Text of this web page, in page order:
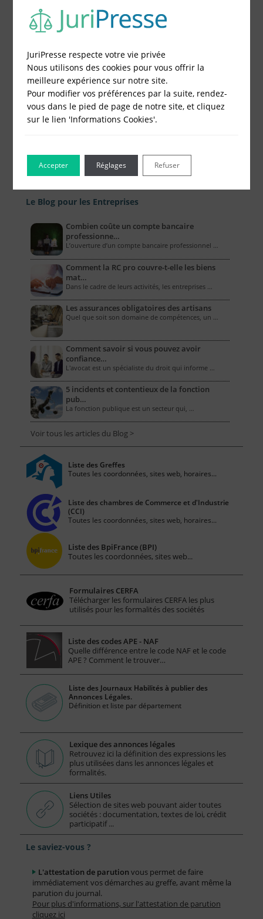
Le Blog pour les Entreprises
Combien coûte un compte bancaire
professionne…
L’ouverture d’un compte bancaire professionnel …
Comment la RC pro couvre-t-elle les biens
mat…
Dans le cadre de leurs activités, les entreprises …
Les assurances obligatoires des artisans
Quel que soit son domaine de compétences, un …
Comment savoir si vous pouvez avoir
confiance…
L'avocat est un spécialiste du droit qui informe …
5 incidents et contentieux de la fonction
pub…
La fonction publique est un secteur qui, …
Voir tous les articles du Blog >
Liste des Greffes
Toutes les coordonnées, sites web, horaires...
Liste des chambres de Commerce et d'Industrie
(CCI)
Toutes les coordonnées, sites web, horaires...
Liste des BpiFrance (BPI)
Toutes les coordonnées, sites web...
Formulaires CERFA
Télécharger les formulaires CERFA les plus
utilisés pour les formalités des sociétés
Liste des codes APE - NAF
Quelle différence entre le code NAF et le code
APE ? Comment le trouver…
Liste des Journaux Habilités à publier des
Annonces Légales.
Définition et liste par département
Lexique des annonces légales
Retrouvez ici la définition des expressions les
plus utilisées dans les annonces légales et
formalités.
Liens Utiles
Sélection de sites web pouvant aider toutes
sociétés : documentation, textes de loi, crédit
participatif ...
Le saviez-vous ?
L'attestation de parution vous permet de faire
immédiatement vos démarches au greffe, avant même la
parution du journal.
Pour plus d'informations, sur l'attestation de parution
cliquez ici
JuriPresse respecte votre vie privée
Nous utilisons des cookies pour vous offrir la
meilleure expérience sur notre site.
Pour modifier vos préférences par la suite, rendez-
vous dans le pied de page de notre site, et cliquez
sur le lien 'Informations Cookies'.
Accepter Refuser
Réglages